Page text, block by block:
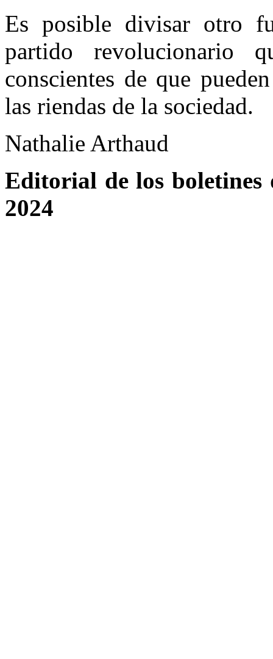
Es posible divisar otro
partido revolucionario
conscientes de que
las riendas de la sociedad.
Nathalie Arthaud
Editorial de los boletines
2024